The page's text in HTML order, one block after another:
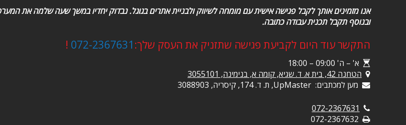
אנו מזמינים אותך לקבל פגישה אישית עם מומחה לשיווק ולבניית אתרים בגוגל. נבדוק יחדיו במשך שעה שלמה את
ובנוסף תקבל תכנית עבודה כתובה.
התקשר עוד היום לקביעת פגישה שתזניק את העסק שלך: 072-2367631
!
א' – ה' 09:00 – 18:00
הטחנה 42, ​בית א. ד. שגיא, קומה א, בנימינה, 3055101
מען למכתבים: UpMaster, ת. ד. 174, קיסריה, 3088903
072-2367631
072-2367632